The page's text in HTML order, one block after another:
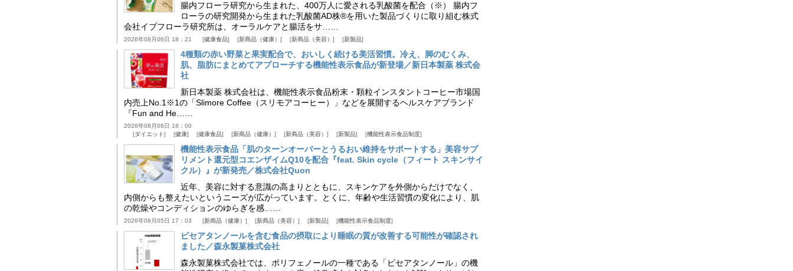
腸内フローラ研究から生まれた、400万人に愛される乳酸菌を配合（※） 腸内フ
ローラの研究開発から生まれた乳酸菌AD株®を用いた製品づくりに取り組む株式
会社イブフローラ研究所は、オーラルケアと腸活をサ……
2026年08月06日 18：21 健康食品 新商品（健康） 新商品（美容） 新製品
4種類の赤い野菜と果実配合で、おいしく続ける美活習慣。冷え、脚のむくみ、
肌、脂肪にまとめてアプローチする機能性表示食品が新登場／新日本製薬 株式会
社
新日本製薬 株式会社は、機能性表示食品粉末・顆粒インスタントコーヒー市場国
内売上No.1※1の「Slimore Coffee（スリモアコーヒー）」などを展開するヘルスケアブランド
『Fun and He……
2026年08月06日 18：00
ダイエット
健康 健康食品 新商品（健康） 新商品（美容） 新製品 機能性表示食品制度
機能性表示食品「肌のターンオーバーとうるおい維持をサポートする」美容サプ
リメント還元型コエンザイムQ10を配合『feat. Skin cycle（フィート スキンサイ
クル）』が新発売／株式会社Quon
近年、美容に対する意識の高まりとともに、スキンケアを外側からだけでなく、
内側からも整えたいというニーズが広がっています。とくに、年齢や生活習慣の変化により、肌
の乾燥やコンディションのゆらぎを感……
2026年08月05日 17：03 新商品（健康） 新商品（美容） 新製品 機能性表示食品制度
ピセアタンノールを含む食品の摂取により睡眠の質が改善する可能性が確認され
ました／森永製菓株式会社
森永製菓株式会社では、ポリフェノールの一種である「ピセアタンノール」の機